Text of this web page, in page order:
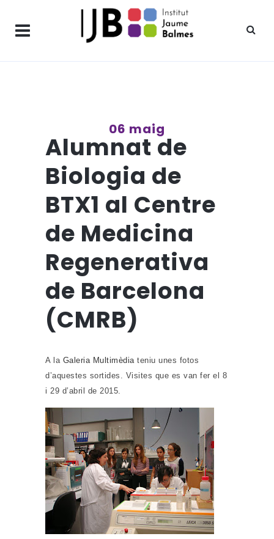
06 maig
Alumnat de
Biologia de
BTX1 al Centre
de Medicina
Regenerativa
de Barcelona
(CMRB)
A la Galeria Multimèdiateniu unes fotos
d’aquestes sortides. Visites que es van fer el 8
i 29 d’abril de 2015.